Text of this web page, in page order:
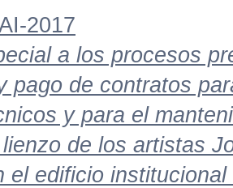
2017
a los procesos
pago de contratos
y para el
de los artistas
el edificio